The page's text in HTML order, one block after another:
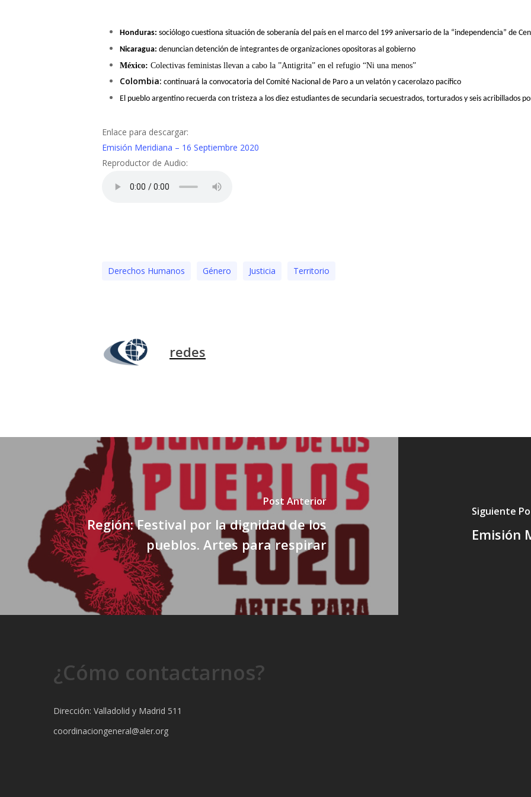
Honduras: sociólogo cuestiona situación de soberanía del país en el marco del 199 aniversario de la “independencia” de
Nicaragua: denuncian detención de integrantes de organizaciones opositoras al gobierno
México: Colectivas feministas llevan a cabo la ”Antigrita” en el refugio “Ni una menos”
Colombia: continuará la convocatoria del Comité Nacional de Paro a un velatón y cacerolazo pacífico
El pueblo argentino recuerda con tristeza a los diez estudiantes de secundaria secuestrados, torturados y seis acribillados
Enlace para descargar:
Emisión Meridiana – 16 Septiembre 2020
Reproductor de Audio:
Derechos Humanos Género Justicia Territorio
redes
Post Anterior
Región: Festival por la dignidad de los
pueblos. Artes para respirar
Siguiente
Emisión
¿Cómo contactarnos?
Dirección: Valladolid y Madrid 511
coordinaciongeneral@aler.org